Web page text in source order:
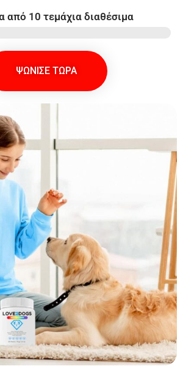
από 10 τεμάχια διαθέσιμα
ΨΩΝΙΣΕ ΤΩΡΑ